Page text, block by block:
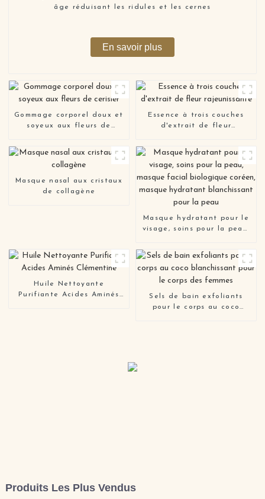
âge réduisant les ridules et les cernes
En savoir plus
Gommage corporel doux et
soyeux aux fleurs de
Essence à trois couches
d'extrait de fleur
Masque nasal aux cristaux
de collagène
Masque hydratant pour le
visage, soins pour la peau,
coréen, masque hydratant
blanchissant pour la peau
Huile Nettoyante
Purifiante Acides Aminés
Sels de bain exfoliants
pour le corps au coco
Produits Les Plus Vendus